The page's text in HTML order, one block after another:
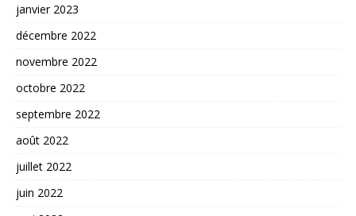
janvier 2023
décembre 2022
novembre 2022
octobre 2022
septembre 2022
août 2022
juillet 2022
juin 2022